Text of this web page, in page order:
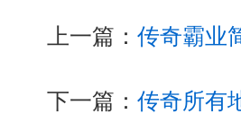
上一篇： 传奇霸业
下一篇： 传奇所有